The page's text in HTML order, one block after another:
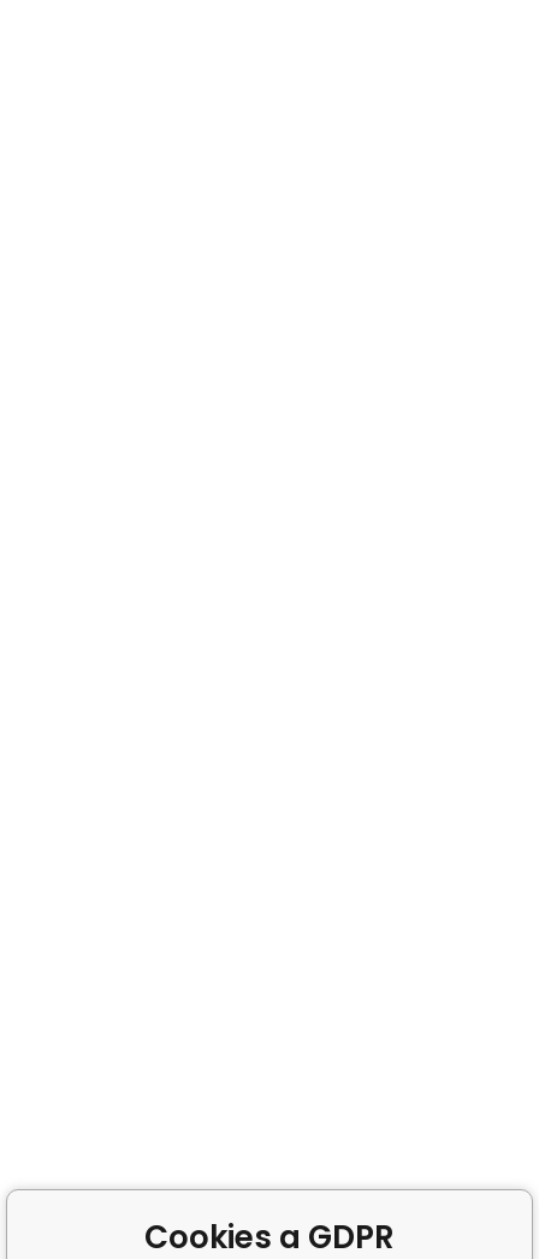
Cookies a GDPR